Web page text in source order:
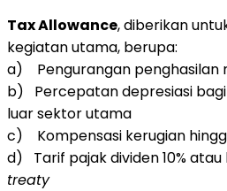
Tax Allowance, diberikan
kegiatan utama, berupa:
a) Pengurangan penghasilan
b) Percepatan depresiasi
luar sektor utama
c) Kompensasi kerugian
d) Tarif pajak dividen 10%
treaty